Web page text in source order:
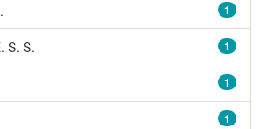
1
1
S. S.
1
1